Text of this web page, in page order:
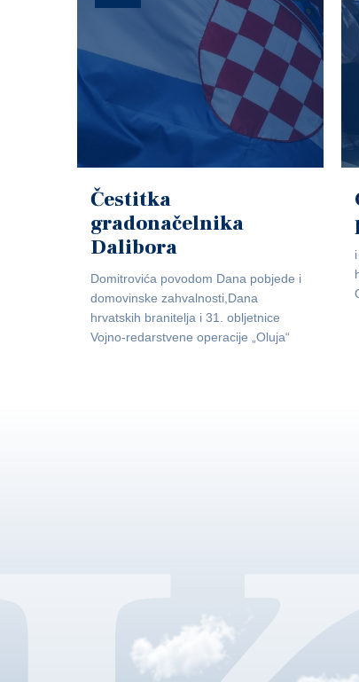
Čestitka
gradonačelnika
Dalibora
Domitrovića povodom Dana pobjede i
domovinske zahvalnosti,Dana
hrvatskih branitelja i 31. obljetnice
Vojno-redarstvene operacije „Oluja“